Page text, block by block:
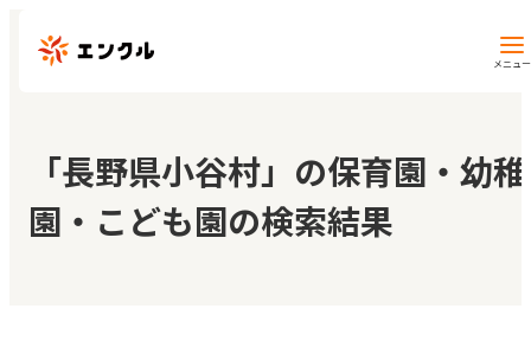
メニュー
保育園・幼稚園を探す
地図から探す
「長野県小谷村」の保育園・幼稚
園・こども園の検索結果